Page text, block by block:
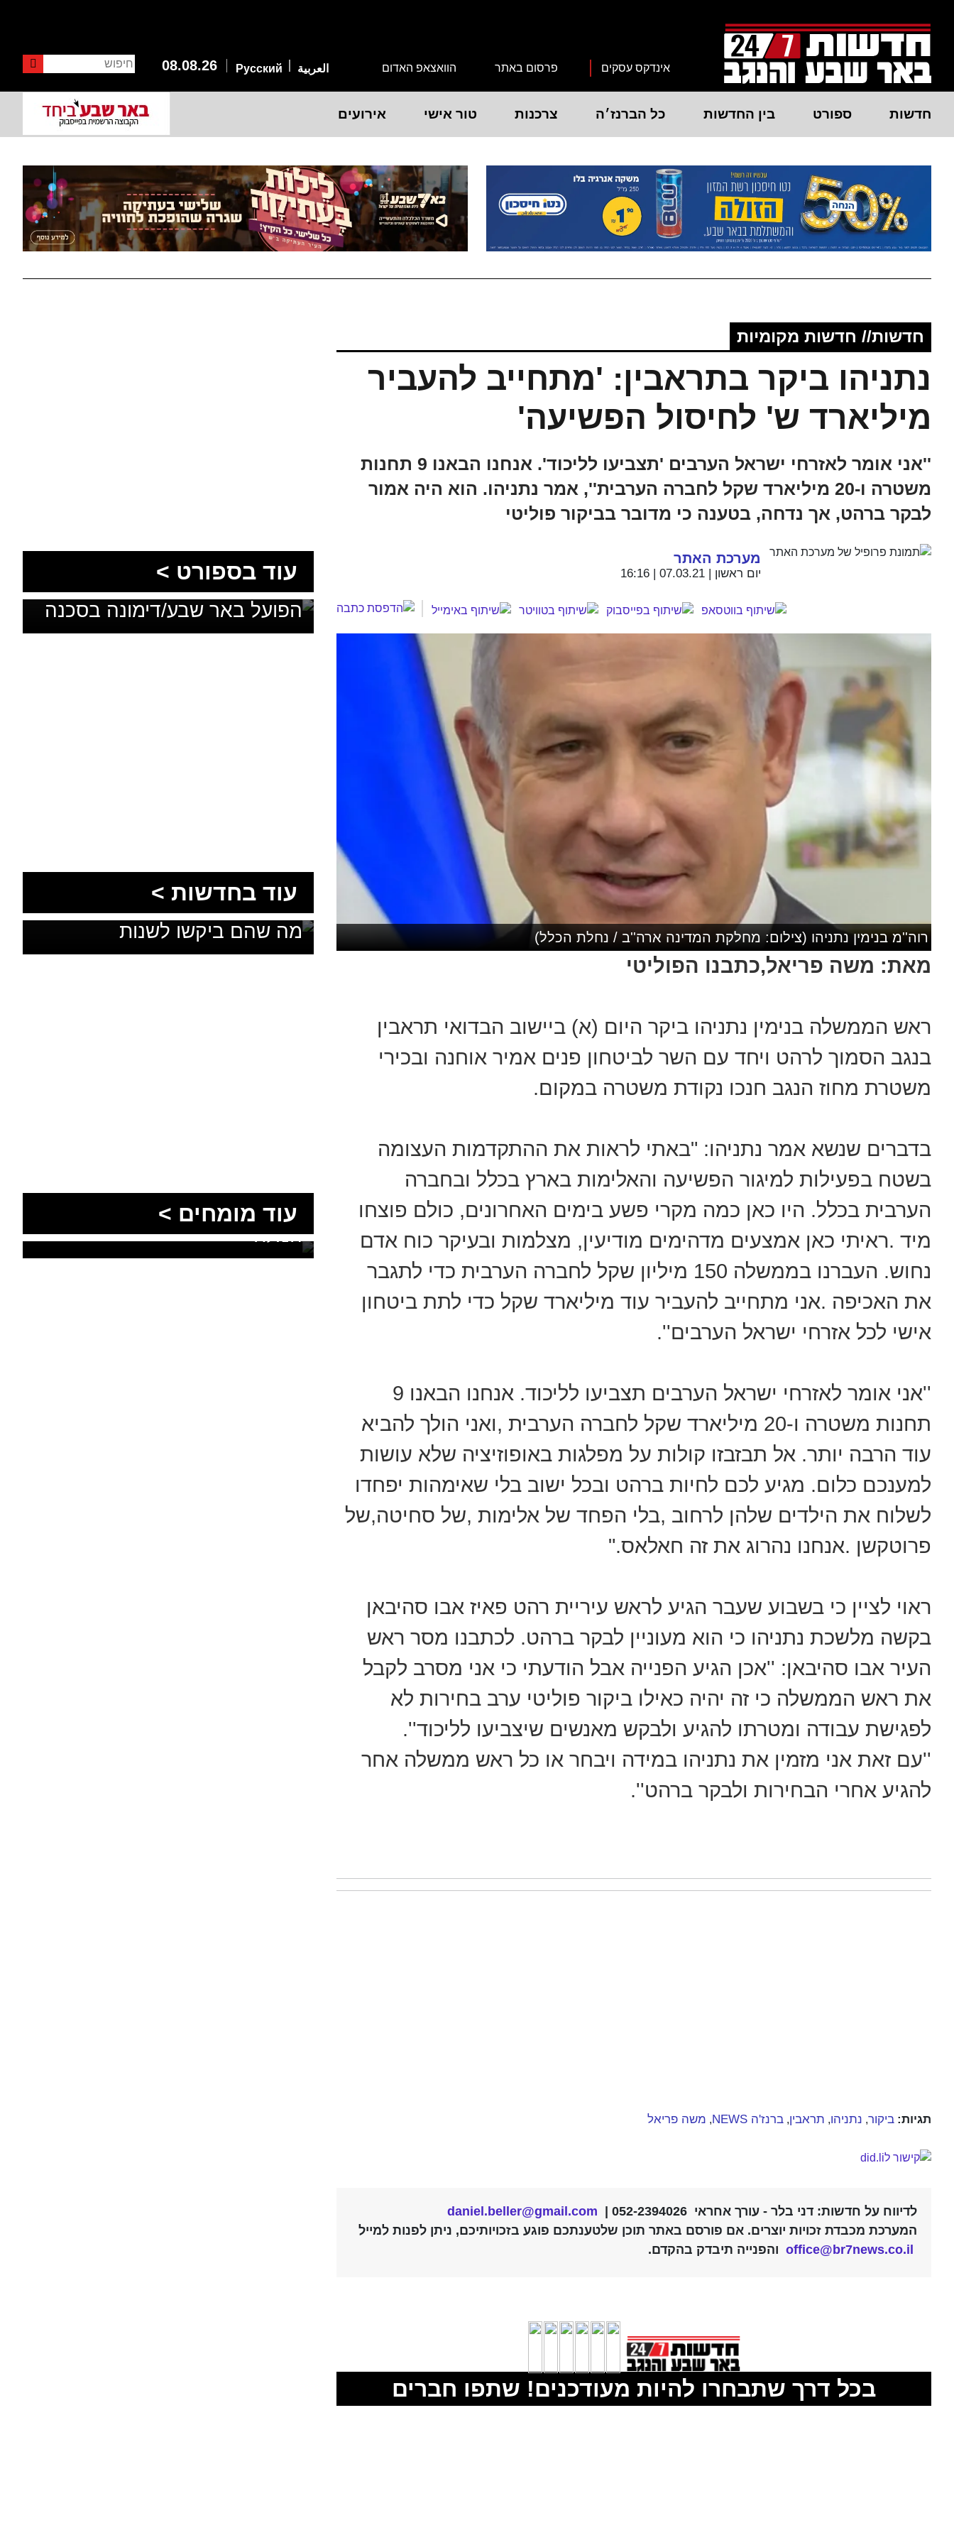
אינדקס עסקים פרסום באתר הוואצאפ האדום 08.08.26 חיפוש
العربية Русский
חדשות ספורט בין החדשות כל הברנז׳ה צרכנות טור אישי אירועים
חדשות// חדשות מקומיות
נתניהו ביקר בתראבין: 'מתחייב להעביר
מיליארד ש' לחיסול הפשיעה'
''אני אומר לאזרחי ישראל הערבים 'תצביעו לליכוד'. אנחנו הבאנו 9 תחנות
משטרה ו-20 מיליארד שקל לחברה הערבית'', אמר נתניהו. הוא היה אמור
לבקר ברהט, אך נדחה, בטענה כי מדובר בביקור פוליטי
מערכת האתר
יום ראשון | 07.03.21 | 16:16
רוה''מ בנימין נתניהו (צילום: מחלקת המדינה ארה''ב / נחלת הכלל)
מאת: משה פריאל,כתבנו הפוליטי
ראש הממשלה בנימין נתניהו ביקר היום (א) ביישוב הבדואי תראבין
בנגב הסמוך לרהט ויחד עם השר לביטחון פנים אמיר אוחנה ובכירי
משטרת מחוז הנגב חנכו נקודת משטרה במקום.
בדברים שנשא אמר נתניהו: "באתי לראות את ההתקדמות העצומה
בשטח בפעילות למיגור הפשיעה והאלימות בארץ בכלל ובחברה
הערבית בכלל. היו כאן כמה מקרי פשע בימים האחרונים, כולם פוצחו
מיד .ראיתי כאן אמצעים מדהימים מודיעין, מצלמות ובעיקר כוח אדם
נחוש. העברנו בממשלה 150 מיליון שקל לחברה הערבית כדי לתגבר
את האכיפה .אני מתחייב להעביר עוד מיליארד שקל כדי לתת ביטחון
אישי לכל אזרחי ישראל הערבים''.
''אני אומר לאזרחי ישראל הערבים תצביעו לליכוד. אנחנו הבאנו 9
תחנות משטרה ו-20 מיליארד שקל לחברה הערבית ,ואני הולך להביא
עוד הרבה יותר. אל תבזבזו קולות על מפלגות באופוזיציה שלא עושות
למענכם כלום. מגיע לכם לחיות ברהט ובכל ישוב בלי שאימהות יפחדו
לשלוח את הילדים שלהן לרחוב ,בלי הפחד של אלימות ,של סחיטה,של
פרוטקשן .אנחנו נהרוג את זה חאלאס."
ראוי לציין כי בשבוע שעבר הגיע לראש עיריית רהט פאיז אבו סהיבאן
בקשה מלשכת נתניהו כי הוא מעוניין לבקר ברהט. לכתבנו מסר ראש
העיר אבו סהיבאן: ''אכן הגיע הפנייה אבל הודעתי כי אני מסרב לקבל
את ראש הממשלה כי זה יהיה כאילו ביקור פוליטי ערב בחירות לא
לפגישת עבודה ומטרתו להגיע ולבקש מאנשים שיצביעו לליכוד''.
''עם זאת אני מזמין את נתניהו במידה ויבחר או כל ראש ממשלה אחר
להגיע אחרי הבחירות ולבקר ברהט''.
תגיות: ביקור, נתניהו, תראבין, ברנז'ה NEWS , משה פריאל
עוד בספורט >
בלי מאמן, בלי סגל ועם דדליין:
הפועל באר שבע/דימונה בסכנה
עוד בחדשות >
1,600 מתושבי עומר השתתפו
בגיבוש תוכנית האב לחינוך: זה
מה שהם ביקשו לשנות
עוד מומחים >
מתכננים נסיעה קבוצתית
מושלמת לנגב, לאילת ולים
המלח